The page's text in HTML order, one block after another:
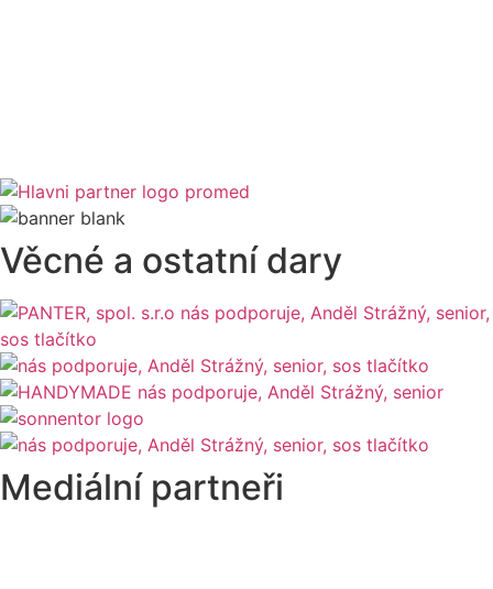
Věcné a ostatní dary
Mediální partneři